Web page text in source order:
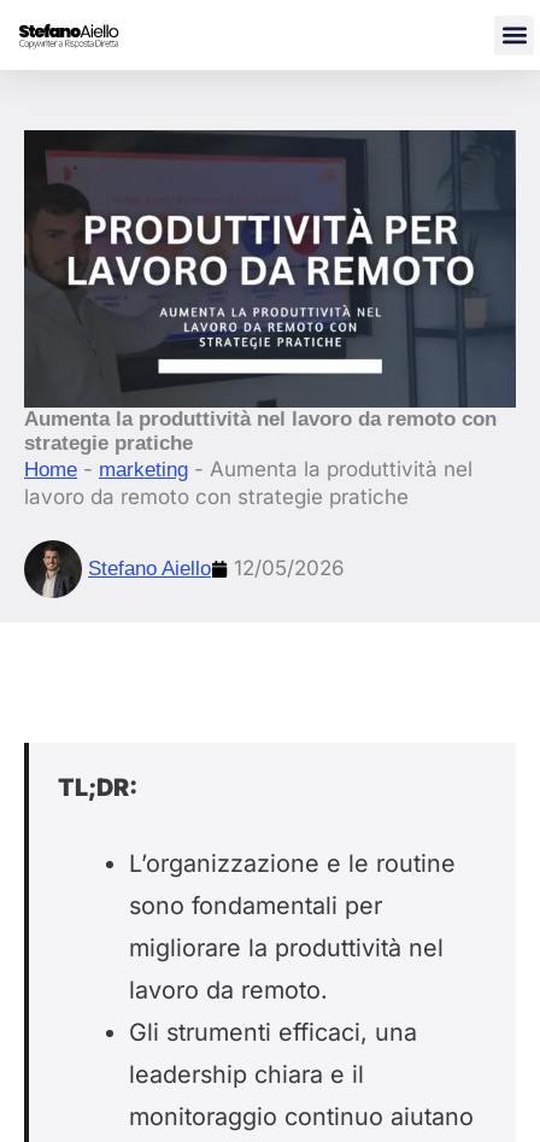
contenuto
Aumenta la produttività nel lavoro da remoto con
strategie pratiche
Home - marketing - Aumenta la produttività nel
lavoro da remoto con strategie pratiche
Stefano Aiello 12/05/2026
TL;DR:
L’organizzazione e le routine
sono fondamentali per
migliorare la produttività nel
lavoro da remoto.
Gli strumenti efficaci, una
leadership chiara e il
monitoraggio continuo aiutano